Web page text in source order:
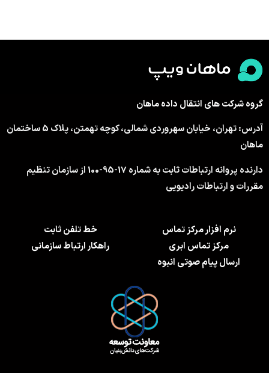
گروه شرکت های انتقال داده ماهان
آدرس: تهران، خیابان سهروردی شمالی، کوچه تهمتن، پلاک 5 ساختمان
ماهان
دارنده پروانه ارتباطات ثابت به شماره 17-95-100 از سازمان تنظیم
مقررات و ارتباطات رادیویی
نرم افزار مرکز تماس
مرکز تماس ابری
ارسال پیام صوتی انبوه
خط تلفن ثابت
راهکار ارتباط سازمانی